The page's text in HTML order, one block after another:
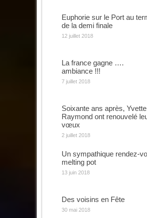
Euphorie sur le Port au
de la demi finale
12 juillet 2018
La france gagne ….
ambiance !!!
7 juillet 2018
Soixante ans après,
Raymond ont renouvelé
vœux
2 juillet 2018
Un sympathique rendez-
melting pot
13 juin 2018
Des voisins en Fête
30 mai 2018